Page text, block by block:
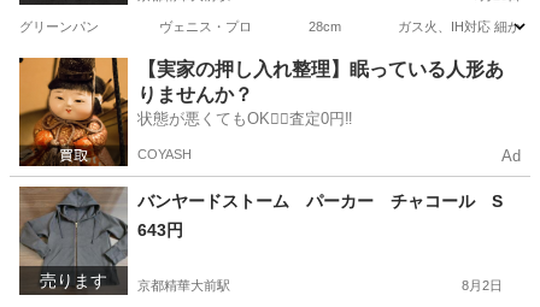
グリーンパン ヴェニス・プロ 28cm ガス火、IH対応 細かく傷が
京都 京都市 京都精華大前駅 調理器具
【実家の押し入れ整理】眠っている人形あ
りませんか？
状態が悪くてもOK🙆‍♀️査定0円‼️
COYASH Ad
売ります
バンヤードストーム パーカー チャコール S
643円
京都精華大前駅 8月2日